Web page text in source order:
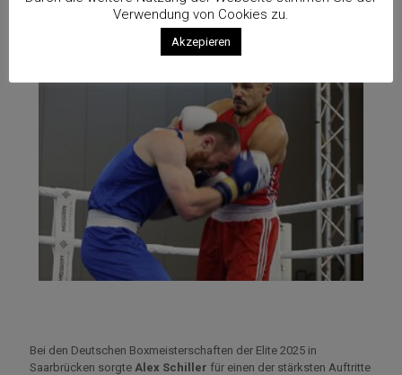
Bei den Deutschen Boxmeisterschaften der Elite 2025 in
Saarbrücken sorgte Alex Schiller für einen der stärksten Auftritte
Verwendung von Cookies zu.
Akzepieren